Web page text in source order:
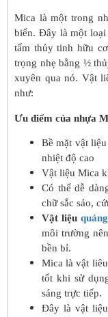
Mica là một trong
biến. Đây là một loại
tấm thủy tinh hữu
trọng nhẹ bằng ½
xuyên qua nó. Vật
như:
Ưu điểm của nhựa
Bề mặt vật
nhiệt độ cao
Vật liệu Mica
Có thể dễ
chữ sắc sảo,
Vật liệu
môi trường
bền bỉ.
Mica là vật
tốt khi sử
sáng trực tiếp.
Đây là vật